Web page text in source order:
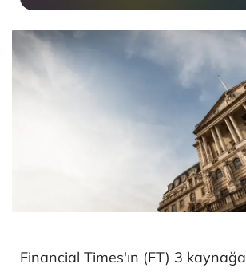
Financial Times'ın (FT) 3 kaynağa